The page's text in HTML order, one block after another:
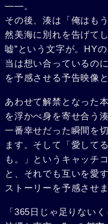
――。
その後、湊は「俺はも
然美海に別れを告げて
嘘”という文字が。HY
当は想い合っているの
を予感させる予告映像
あわせて解禁となった
を浮かべ身を寄せ合う
一番幸せだった瞬間を
ます。そして「愛して
も。」というキャッチ
と、それでも互いを愛
ストーリーを予感させま
「365日じゃ足りない